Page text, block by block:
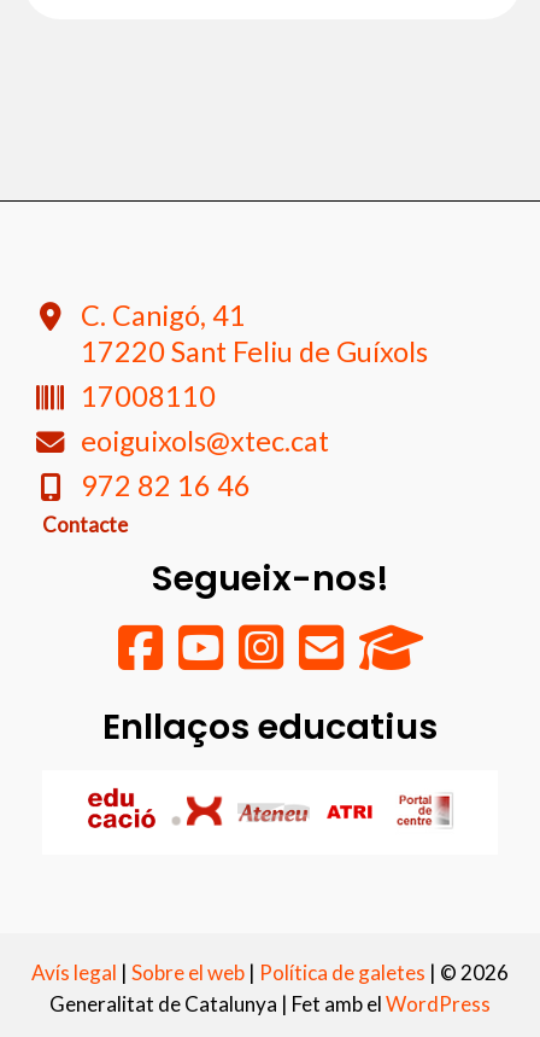
C. Canigó, 41
17220 Sant Feliu de Guíxols
17008110
eoiguixols@xtec.cat
972 82 16 46
Contacte
Segueix-nos!
Enllaços educatius
Avís legal | Sobre el web | Política de galetes | © 2026
Generalitat de Catalunya | Fet amb elWordPress